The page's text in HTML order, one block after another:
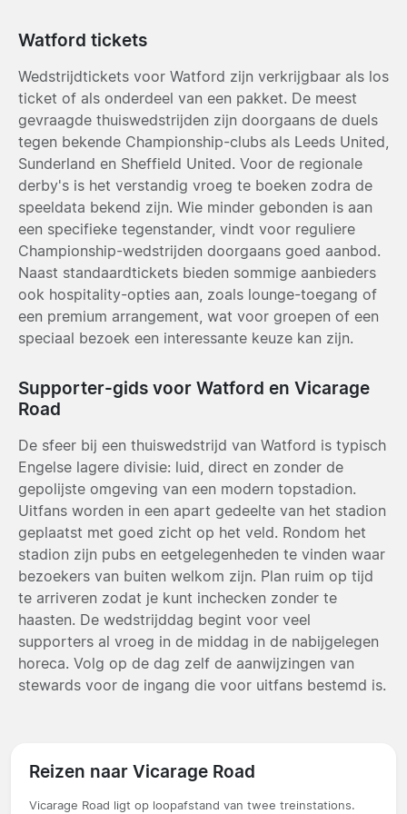
Watford tickets
Wedstrijdtickets voor Watford zijn verkrijgbaar als los
ticket of als onderdeel van een pakket. De meest
gevraagde thuiswedstrijden zijn doorgaans de duels
tegen bekende Championship-clubs als Leeds United,
Sunderland en Sheffield United. Voor de regionale
derby's is het verstandig vroeg te boeken zodra de
speeldata bekend zijn. Wie minder gebonden is aan
een specifieke tegenstander, vindt voor reguliere
Championship-wedstrijden doorgaans goed aanbod.
Naast standaardtickets bieden sommige aanbieders
ook hospitality-opties aan, zoals lounge-toegang of
een premium arrangement, wat voor groepen of een
speciaal bezoek een interessante keuze kan zijn.
Supporter-gids voor Watford en Vicarage
Road
De sfeer bij een thuiswedstrijd van Watford is typisch
Engelse lagere divisie: luid, direct en zonder de
gepolijste omgeving van een modern topstadion.
Uitfans worden in een apart gedeelte van het stadion
geplaatst met goed zicht op het veld. Rondom het
stadion zijn pubs en eetgelegenheden te vinden waar
bezoekers van buiten welkom zijn. Plan ruim op tijd
te arriveren zodat je kunt inchecken zonder te
haasten. De wedstrijddag begint voor veel
supporters al vroeg in de middag in de nabijgelegen
horeca. Volg op de dag zelf de aanwijzingen van
stewards voor de ingang die voor uitfans bestemd is.
Reizen naar Vicarage Road
Vicarage Road ligt op loopafstand van twee treinstations.